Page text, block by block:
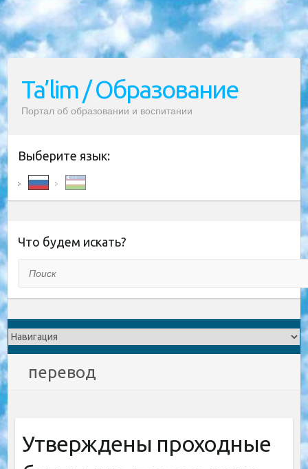
Ta’lim / Образование
Портал об образовании и воспитании
Выберите язык:
Что будем искать?
перевод
Утверждены проходные